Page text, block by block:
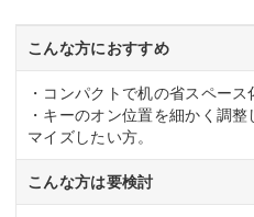
こんな方におすすめ
・コンパクトで机の省スペース
・キーのオン位置を細かく調
マイズしたい方。
こんな方は要検討